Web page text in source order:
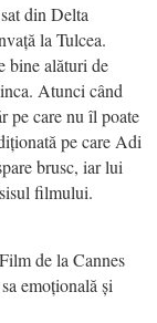
din Delta
la Tulcea.
bine alături de
Atunci când
pe care nu îl poate
pe care Adi
brusc, iar lui
filmului.
de la Cannes
emoțională și